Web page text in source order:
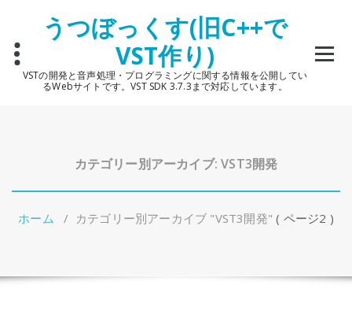
うつぼっくす(旧C++で
VST作り)
VSTの開発と音声処理・プログラミングに関する情報を公開してい
るWebサイトです。VST SDK 3.7.3まで対応しています。
カテゴリー別アーカイブ: VST3開発
ホーム / カテゴリー別アーカイブ "VST3開発" ( ページ2 )